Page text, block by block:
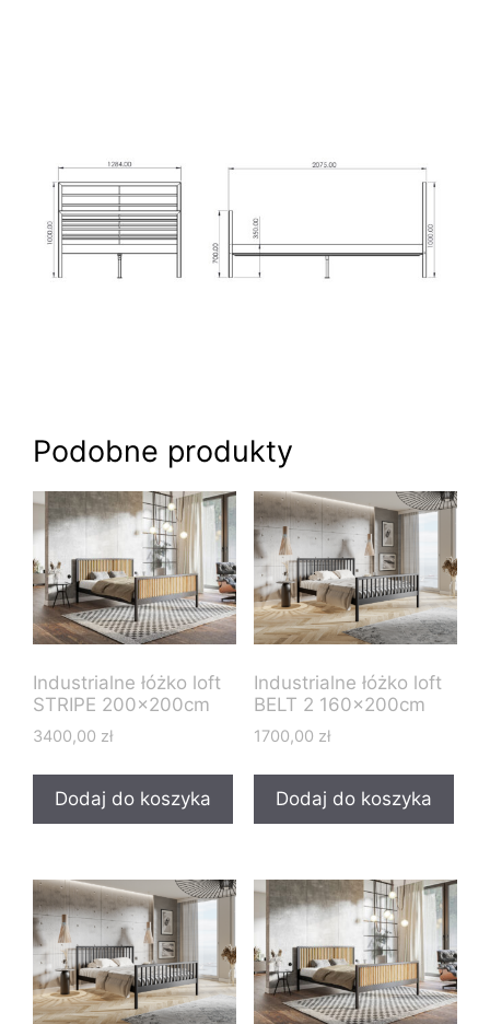
Podobne produkty
Industrialne łóżko loft
STRIPE 200x200cm
3400,00 zł
Dodaj do koszyka
Industrialne łóżko loft
BELT 2 160x200cm
1700,00 zł
Dodaj do koszyka